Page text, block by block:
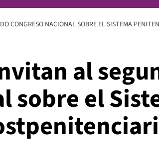
CONGRESO NACIONAL SOBRE EL SISTEMA
al
sobre el